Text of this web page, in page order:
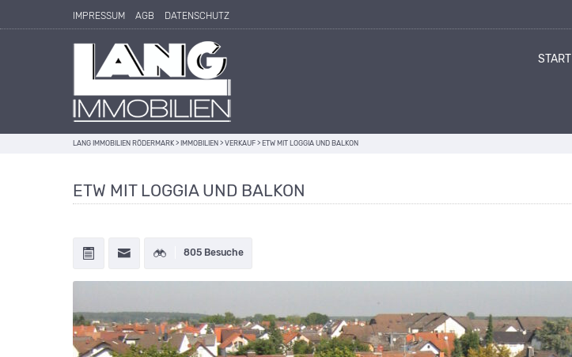
Direkt zum Inhalt springen
IMPRESSUM AGB DATENSCHUTZ
START
LANG IMMOBILIEN RÖDERMARK > IMMOBILIEN > VERKAUF > ETW MIT LOGGIA UND BALKON
ETW MIT LOGGIA UND BALKON
805 Besuche